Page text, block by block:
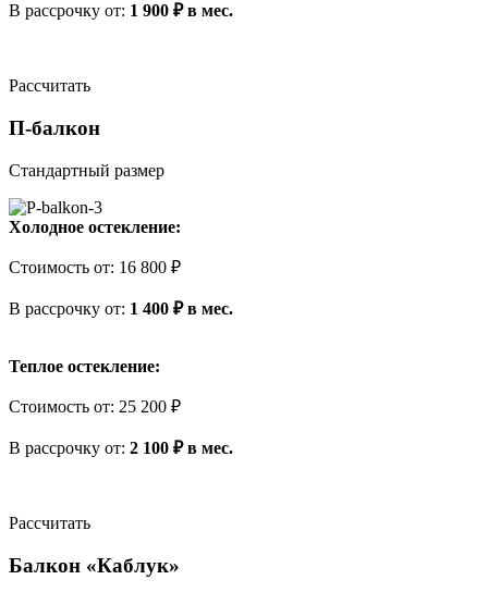
В рассрочку от: 1 900 ₽ в мес.
Рассчитать
П-балкон
Стандартный размер
Холодное остекление:
Стоимость от: 16 800 ₽
В рассрочку от: 1 400 ₽ в мес.
Теплое остекление:
Стоимость от: 25 200 ₽
В рассрочку от: 2 100 ₽ в мес.
Рассчитать
Балкон «Каблук»